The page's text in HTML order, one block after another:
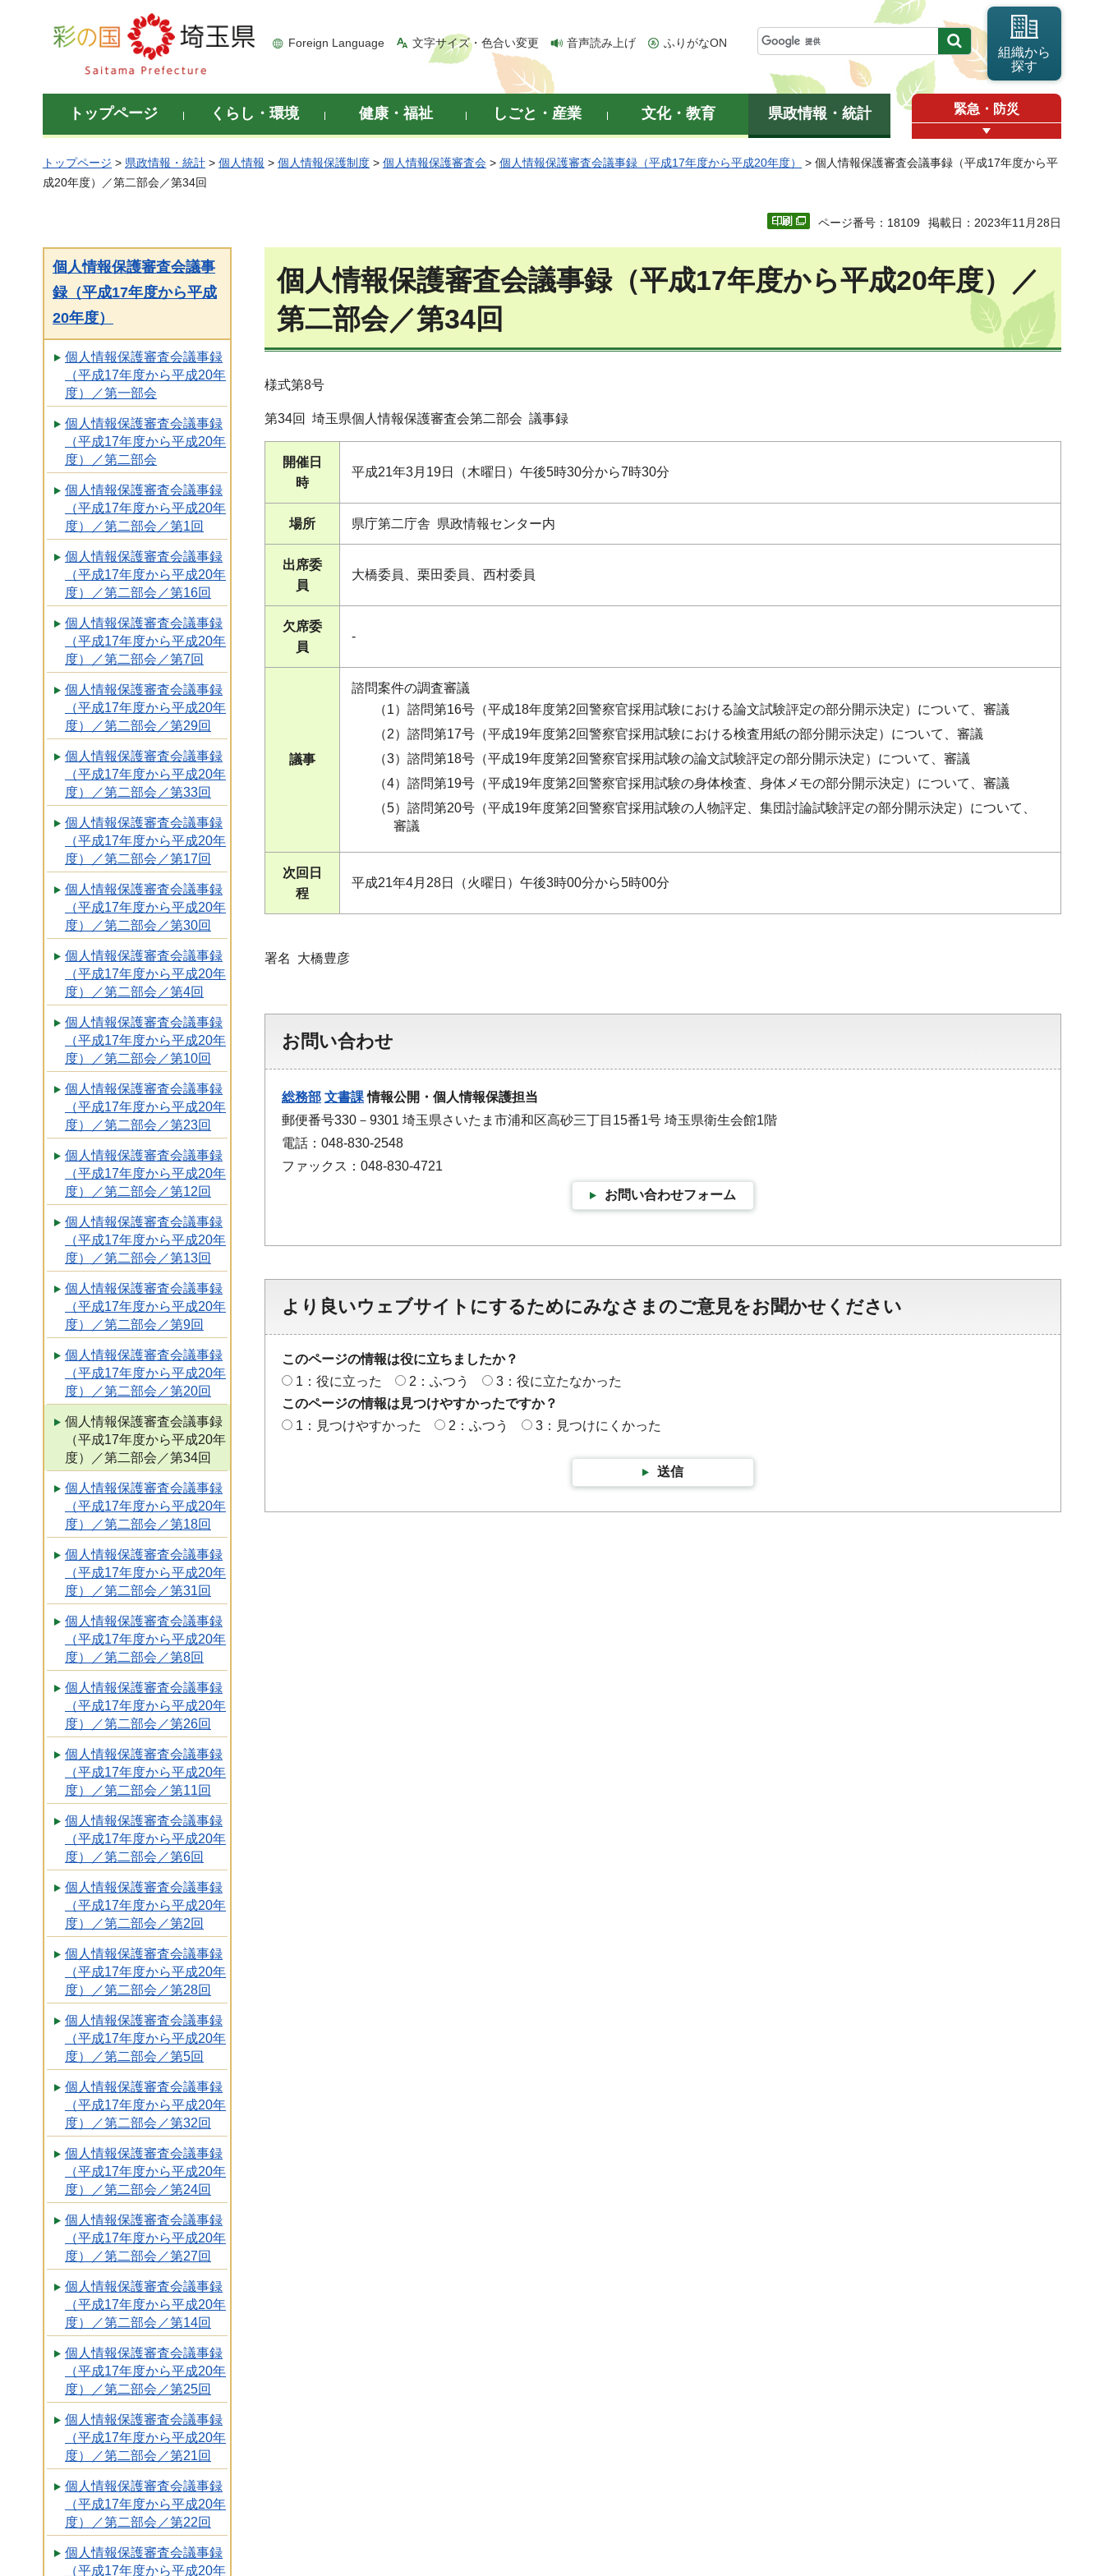
彩の国 埼玉県
Foreign Language 文字サイズ・色合い変更 音声読み上げ ふりがなON
組織から
探す
トップページ くらし・環境 健康・福祉 しごと・産業 文化・教育 県政情報・統計 緊急・防災
トップページ > 県政情報・統計 > 個人情報 > 個人情報保護制度 > 個人情報保護審査会 > 個人情報保護審査会議事録（平成17年度から平成20年度）
> 個人情報保護審査会議事録（平成17年度から平
成20年度）／第二部会／第34回
ページ番号：18109 掲載日：2023年11月28日
個人情報保護審査会議事
録（平成17年度から平成
20年度）
個人情報保護審査会議事録
（平成17年度から平成20年
度）／第一部会
個人情報保護審査会議事録
（平成17年度から平成20年
度）／第二部会
個人情報保護審査会議事録
（平成17年度から平成20年
度）／第二部会／第1回
個人情報保護審査会議事録
（平成17年度から平成20年
度）／第二部会／第16回
個人情報保護審査会議事録
（平成17年度から平成20年
度）／第二部会／第7回
個人情報保護審査会議事録
（平成17年度から平成20年
度）／第二部会／第29回
個人情報保護審査会議事録
（平成17年度から平成20年
度）／第二部会／第33回
個人情報保護審査会議事録
（平成17年度から平成20年
度）／第二部会／第17回
個人情報保護審査会議事録
（平成17年度から平成20年
度）／第二部会／第30回
個人情報保護審査会議事録
（平成17年度から平成20年
度）／第二部会／第4回
個人情報保護審査会議事録
（平成17年度から平成20年
度）／第二部会／第10回
個人情報保護審査会議事録
（平成17年度から平成20年
度）／第二部会／第23回
個人情報保護審査会議事録
（平成17年度から平成20年
度）／第二部会／第12回
個人情報保護審査会議事録
（平成17年度から平成20年
度）／第二部会／第13回
個人情報保護審査会議事録
（平成17年度から平成20年
度）／第二部会／第9回
個人情報保護審査会議事録
（平成17年度から平成20年
度）／第二部会／第20回
個人情報保護審査会議事録
（平成17年度から平成20年
度）／第二部会／第34回
個人情報保護審査会議事録
（平成17年度から平成20年
度）／第二部会／第18回
個人情報保護審査会議事録
（平成17年度から平成20年
度）／第二部会／第31回
個人情報保護審査会議事録
（平成17年度から平成20年
度）／第二部会／第8回
個人情報保護審査会議事録
（平成17年度から平成20年
度）／第二部会／第26回
個人情報保護審査会議事録
（平成17年度から平成20年
度）／第二部会／第11回
個人情報保護審査会議事録
（平成17年度から平成20年
度）／第二部会／第6回
個人情報保護審査会議事録
（平成17年度から平成20年
度）／第二部会／第2回
個人情報保護審査会議事録
（平成17年度から平成20年
度）／第二部会／第28回
個人情報保護審査会議事録
（平成17年度から平成20年
度）／第二部会／第5回
個人情報保護審査会議事録
（平成17年度から平成20年
度）／第二部会／第32回
個人情報保護審査会議事録
（平成17年度から平成20年
度）／第二部会／第24回
個人情報保護審査会議事録
（平成17年度から平成20年
度）／第二部会／第27回
個人情報保護審査会議事録
（平成17年度から平成20年
度）／第二部会／第14回
個人情報保護審査会議事録
（平成17年度から平成20年
度）／第二部会／第25回
個人情報保護審査会議事録
（平成17年度から平成20年
度）／第二部会／第21回
個人情報保護審査会議事録
（平成17年度から平成20年
度）／第二部会／第22回
個人情報保護審査会議事録
（平成17年度から平成20年
個人情報保護審査会議事録（平成17年度から平成20年度）／
第二部会／第34回
様式第8号
第34回 埼玉県個人情報保護審査会第二部会 議事録
開催日
時
平成21年3月19日（木曜日）午後5時30分から7時30分
場所 県庁第二庁舎 県政情報センター内
出席委
員
大橋委員、栗田委員、西村委員
欠席委
員
-
議事
諮問案件の調査審議
（1）諮問第16号（平成18年度第2回警察官採用試験における論文試験評定の部分開示決定）について、審議
（2）諮問第17号（平成19年度第2回警察官採用試験における検査用紙の部分開示決定）について、審議
（3）諮問第18号（平成19年度第2回警察官採用試験の論文試験評定の部分開示決定）について、審議
（4）諮問第19号（平成19年度第2回警察官採用試験の身体検査、身体メモの部分開示決定）について、審議
（5）諮問第20号（平成19年度第2回警察官採用試験の人物評定、集団討論試験評定の部分開示決定）について、
審議
次回日
程
平成21年4月28日（火曜日）午後3時00分から5時00分
署名 大橋豊彦
お問い合わせ
総務部 文書課情報公開・個人情報保護担当
郵便番号330－9301 埼玉県さいたま市浦和区高砂三丁目15番1号 埼玉県衛生会館1階
電話：048-830-2548
ファックス：048-830-4721
お問い合わせフォーム
より良いウェブサイトにするためにみなさまのご意見をお聞かせください
このページの情報は役に立ちましたか？
1：役に立った
2：ふつう
3：役に立たなかった
このページの情報は見つけやすかったですか？
1：見つけやすかった
2：ふつう 3：見つけにくかった
送信